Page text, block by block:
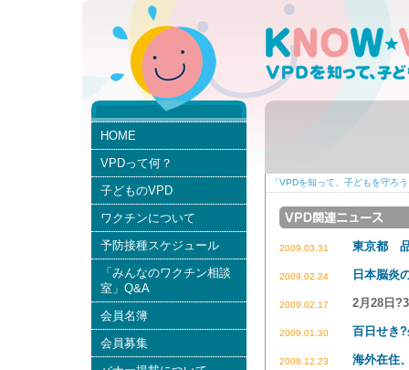
「VPDを知って、子どもを守ろ
2009.03.31 東京都 品
2009.02.24 日本脳炎
2009.02.17 2月28日
2009.01.30 百日せき
2008.12.23 海外在住
HOME
VPDって何？
子どものVPD
ワクチンについて
予防接種スケジュール
「みんなのワクチン相談
室」Q&A
会員名簿
会員募集